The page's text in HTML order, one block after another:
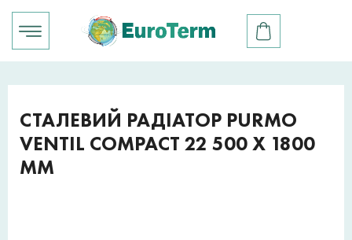
СТАЛЕВИЙ РАДІАТОР PURMO
VENTIL COMPACT 22 500 X 1800
ММ